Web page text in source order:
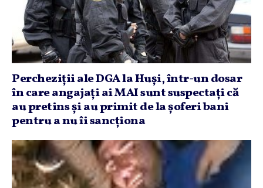
Percheziţii ale DGA la Huşi, într-un dosar
în care angajaţi ai MAI sunt suspectaţi că
au pretins şi au primit de la şoferi bani
pentru a nu îi sancţiona